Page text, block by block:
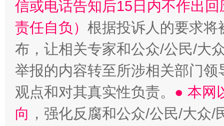
信或电话告知后15日内不作出
责任自负） 根据投诉人的要求将
布，让相关专家和公众/公民/大
举报的内容转至所涉相关部门
观点和对其真实性负责。 ● 本网
向 ，强化反腐和公众/公民/大众